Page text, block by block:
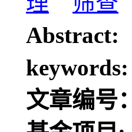
Abstract:
keywords:
文章编号：